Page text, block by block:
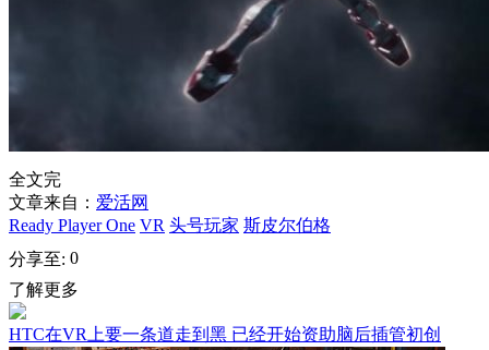
全文完
文章来自： 爱活网
Ready Player One VR 头号玩家 斯皮尔伯格
分享至: 0
了解更多
HTC在VR上要一条道走到黑 已经开始资助脑后插管初创